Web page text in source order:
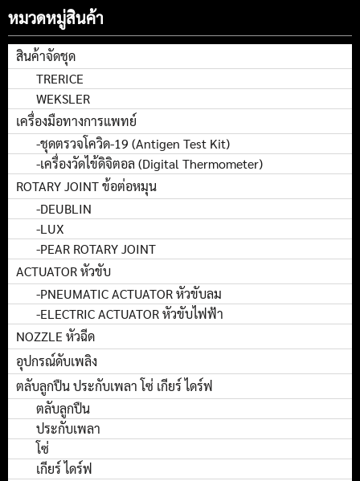
หมวดหมู่สินค้า
สินค้าจัดชุด
TRERICE
WEKSLER
เครื่องมือทางการแพทย์
-ชุดตรวจโควิด-19 (Antigen Test Kit)
-เครื่องวัดไข้ดิจิตอล (Digital Thermometer)
ROTARY JOINT ข้อต่อหมุน
-DEUBLIN
-LUX
-PEAR ROTARY JOINT
ACTUATOR หัวขับ
-PNEUMATIC ACTUATOR หัวขับลม
-ELECTRIC ACTUATOR หัวขับไฟฟ้า
NOZZLE หัวฉีด
อุปกรณ์ดับเพลิง
ตลับลูกปืน ประกับเพลา โซ่ เกียร์ ไดร์ฟ
ตลับลูกปืน
ประกับเพลา
โซ่
เกียร์ ไดร์ฟ